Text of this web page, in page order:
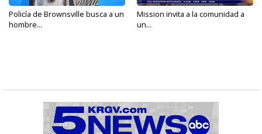
Policía de Brownsville busca a un
hombre...
Mission invita a la comunidad a
un...